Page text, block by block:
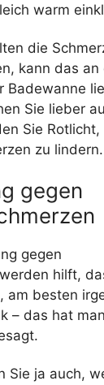
warm
die
kann das an
Badewanne
Sie lieber
Sie Rotlicht,
zu lindern.
gegen
gegen
hilft,
am besten
– das hat
Sie ja auch,